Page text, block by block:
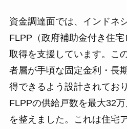
資金調達面では、インドネ
FLPP（政府補助金付き住
取得を支援しています。こ
者層が手頃な固定金利・長
得できるよう設計されてお
FLPPの供給戸数を最大32
を整えました。これは住宅